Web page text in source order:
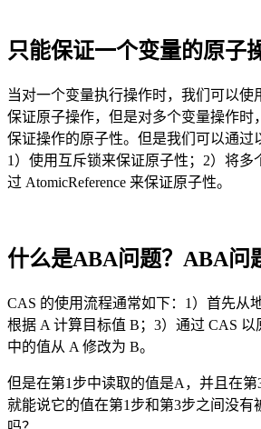
只能保证一个变量的原子
当对一个变量执行操作时，我们可以使
保证原子操作，但是对多个变量操作时
保证操作的原子性。但是我们可以通过
1）使用互斥锁来保证原子性；2）将多
过 AtomicReference 来保证原子性。
什么是ABA问题？ABA问
CAS 的使用流程通常如下：1）首先从
根据 A 计算目标值 B；3）通过 CAS
中的值从 A 修改为 B。
但是在第1步中读取的值是A，并且在第
就能说它的值在第1步和第3步之间没有